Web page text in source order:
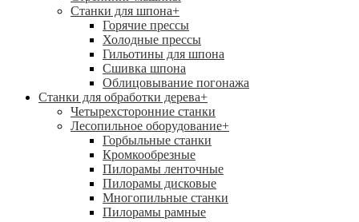
Станки для шпона+
Горячие прессы
Холодные прессы
Гильотины для шпона
Сшивка шпона
Облицовывание погонажа
Станки для обработки дерева+
Четырехсторонние станки
Лесопильное оборудование+
Горбыльные станки
Кромкообрезные
Пилорамы ленточные
Пилорамы дисковые
Многопильные станки
Пилорамы рамные